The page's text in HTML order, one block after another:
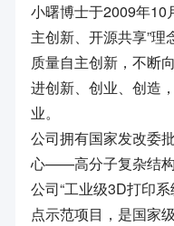
小曙博士于2009年10
主创新、开源共享”
质量自主创新，不断
进创新、创业、创造
业。
公司拥有国家发改委
心——高分子复杂结构
公司“工业级3D打印
点示范项目，是国家